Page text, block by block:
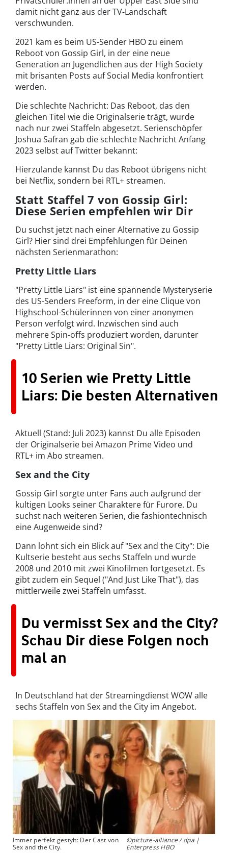
damit nicht ganz aus der TV-Landschaft
verschwunden.
2021 kam es beim US-Sender HBO zu einem
Reboot von Gossip Girl, in der eine neue
Generation an Jugendlichen aus der High Society
mit brisanten Posts auf Social Media konfrontiert
werden.
Die schlechte Nachricht: Das Reboot, das den
gleichen Titel wie die Originalserie trägt, wurde
nach nur zwei Staffeln abgesetzt. Serienschöpfer
Joshua Safran gab die schlechte Nachricht Anfang
2023 selbst auf Twitter bekannt:
Hierzulande kannst Du das Reboot übrigens nicht
bei Netflix, sondern bei RTL+ streamen.
Statt Staffel 7 von Gossip Girl:
Diese Serien empfehlen wir Dir
Du suchst jetzt nach einer Alternative zu Gossip
Girl? Hier sind drei Empfehlungen für Deinen
nächsten Serienmarathon:
Pretty Little Liars
"Pretty Little Liars" ist eine spannende Mysteryserie
des US-Senders Freeform, in der eine Clique von
Highschool-Schülerinnen von einer anonymen
Person verfolgt wird. Inzwischen sind auch
mehrere Spin-offs produziert worden, darunter
"Pretty Little Liars: Original Sin".
10 Serien wie Pretty Little
Liars: Die besten Alternativen
Aktuell (Stand: Juli 2023) kannst Du alle Episoden
der Originalserie bei Amazon Prime Video und
RTL+ im Abo streamen.
Sex and the City
Gossip Girl sorgte unter Fans auch aufgrund der
kultigen Looks seiner Charaktere für Furore. Du
suchst nach weiteren Serien, die fashiontechnisch
eine Augenweide sind?
Dann lohnt sich ein Blick auf "Sex and the City": Die
Kultserie besteht aus sechs Staffeln und wurde
2008 und 2010 mit zwei Kinofilmen fortgesetzt. Es
gibt zudem ein Sequel ("And Just Like That"), das
mittlerweile zwei Staffeln umfasst.
Du vermisst Sex and the City?
Schau Dir diese Folgen noch
mal an
In Deutschland hat der Streamingdienst WOW alle
sechs Staffeln von Sex and the City im Angebot.
Immer perfekt gestylt: Der Cast von
Sex and the City.
©picture-alliance / dpa |
Enterpress HBO